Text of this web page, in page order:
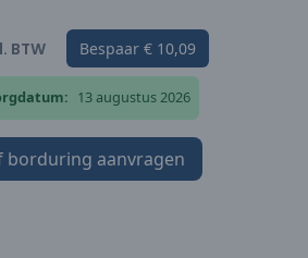
BTW Bespaar € 10,09
13 augustus 2026
borduring aanvragen